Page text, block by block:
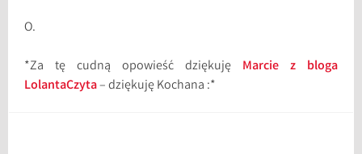
O.
*Za tę cudną opowieść dziękuję Marcie z bloga
LolantaCzyta– dziękuję Kochana :*